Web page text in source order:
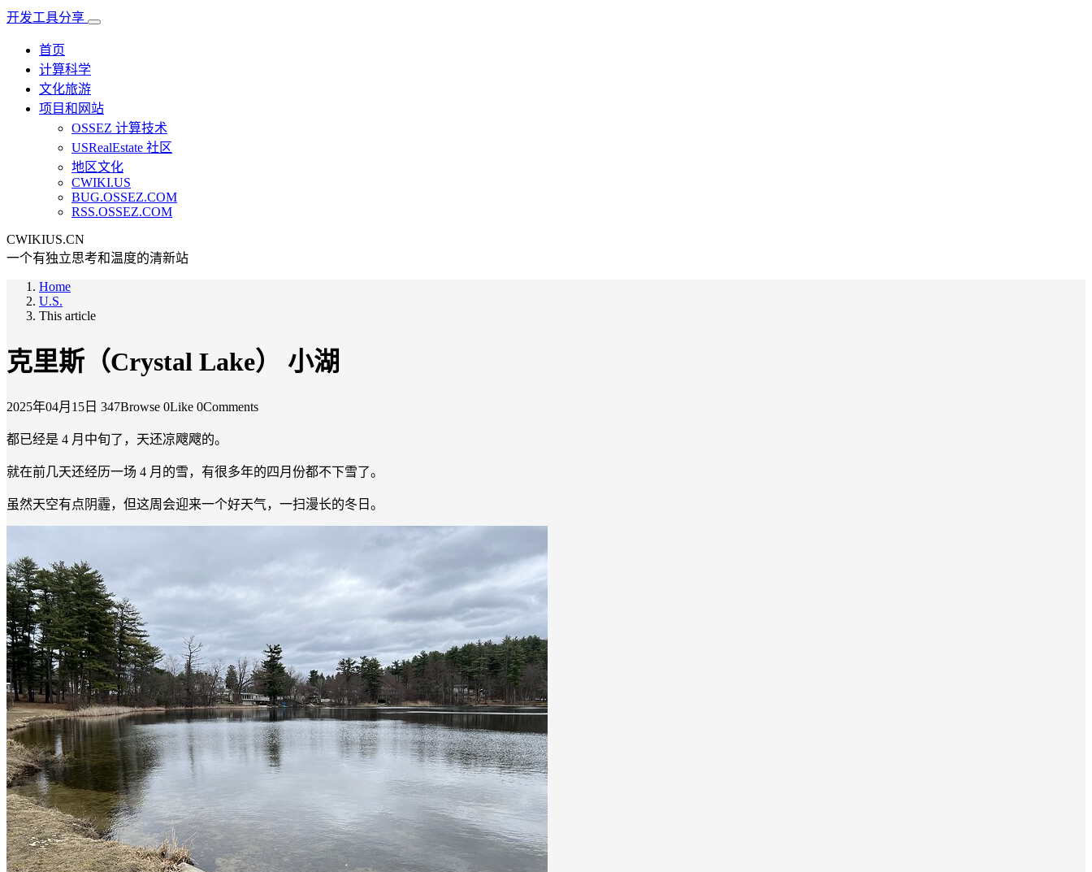
开发工具分享
首页
计算科学
文化旅游
项目和网站
OSSEZ 计算技术
USRealEstate 社区
地区文化
CWIKI.US
BUG.OSSEZ.COM
RSS.OSSEZ.COM
CWIKIUS.CN
一个有独立思考和温度的清新站
Home
U.S.
This article
克里斯（Crystal Lake） 小湖
2025年04月15日 347Browse 0Like 0Comments
都已经是 4 月中旬了，天还凉飕飕的。
就在前几天还经历一场 4 月的雪，有很多年的四月份都不下雪了。
虽然天空有点阴霾，但这周会迎来一个好天气，一扫漫长的冬日。